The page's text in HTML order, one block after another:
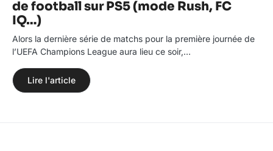
de football sur PS5 (mode Rush, FC
IQ…)
Alors la dernière série de matchs pour la première journée de
l’UEFA Champions League aura lieu ce soir,…
Lire l'article